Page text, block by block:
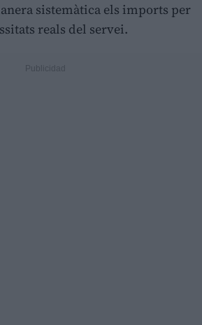
sistemàtica els imports per
reals del servei.